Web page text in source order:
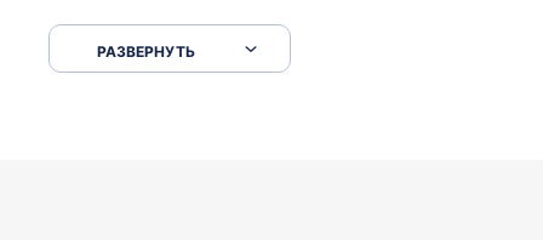
что заполнить, куда зайти, образцы и т.д. После
приехал за авто. Меня тепло встретили Сергей с
РАЗВЕРНУТЬ